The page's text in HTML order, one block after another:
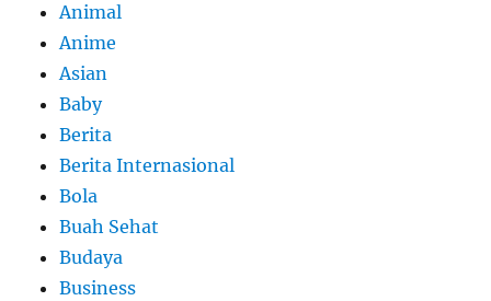
Animal
Anime
Asian
Baby
Berita
Berita Internasional
Bola
Buah Sehat
Budaya
Business